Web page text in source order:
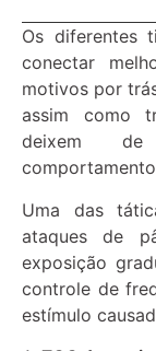
Os diferentes
conectar
motivos por
assim como
deixem de
Uma das
ataques de
exposição
controle de
estímulo